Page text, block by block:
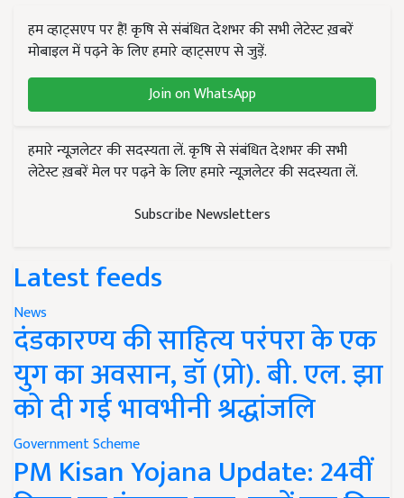
हम व्हाट्सएप पर हैं! कृषि से संबंधित देशभर की सभी लेटेस्ट ख़बरें
मोबाइल में पढ़ने के लिए हमारे व्हाट्सएप से जुड़ें.
Join on WhatsApp
हमारे न्यूज़लेटर की सदस्यता लें. कृषि से संबंधित देशभर की सभी
लेटेस्ट ख़बरें मेल पर पढ़ने के लिए हमारे न्यूज़लेटर की सदस्यता लें.
Subscribe Newsletters
Latest feeds
News
दंडकारण्य की साहित्य परंपरा के एक
युग का अवसान, डॉ (प्रो). बी. एल. झा
को दी गई भावभीनी श्रद्धांजलि
Government Scheme
PM Kisan Yojana Update: 24वीं